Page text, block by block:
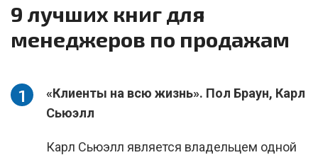
9 лучших книг для
менеджеров по продажам
«Клиенты на всю жизнь». Пол Браун, Карл
Сьюэлл
Карл Сьюэлл является владельцем одной